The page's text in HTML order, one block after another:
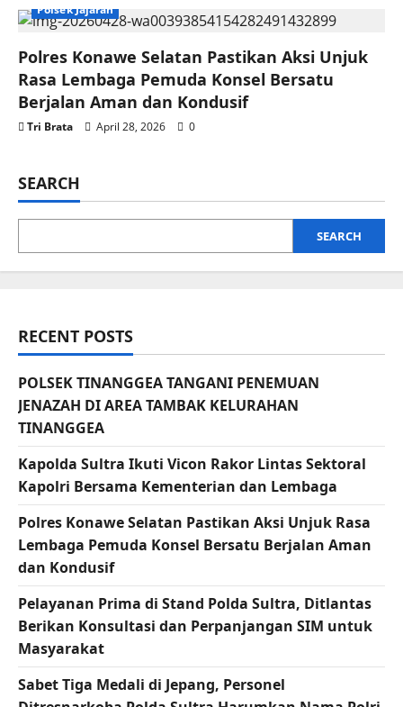
Polsek Jajaran
Polres Konawe Selatan Pastikan Aksi Unjuk
Rasa Lembaga Pemuda Konsel Bersatu
Berjalan Aman dan Kondusif
Tri Brata April 28, 2026 0
SEARCH
SEARCH
RECENT POSTS
POLSEK TINANGGEA TANGANI PENEMUAN
JENAZAH DI AREA TAMBAK KELURAHAN
TINANGGEA
Kapolda Sultra Ikuti Vicon Rakor Lintas Sektoral
Kapolri Bersama Kementerian dan Lembaga
Polres Konawe Selatan Pastikan Aksi Unjuk Rasa
Lembaga Pemuda Konsel Bersatu Berjalan Aman
dan Kondusif
Pelayanan Prima di Stand Polda Sultra, Ditlantas
Berikan Konsultasi dan Perpanjangan SIM untuk
Masyarakat
Sabet Tiga Medali di Jepang, Personel